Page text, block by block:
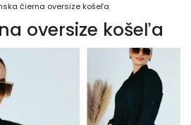
čierna oversize košeľa
oversize košeľa